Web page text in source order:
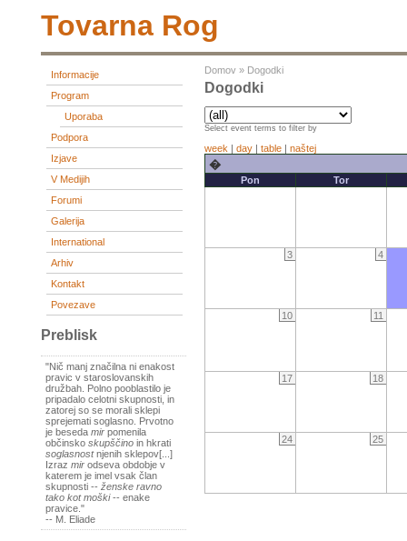
Tovarna Rog
Informacije
Program
Uporaba
Podpora
Izjave
V Medijih
Forumi
Galerija
International
Arhiv
Kontakt
Povezave
Preblisk
"Nič manj značilna ni enakost
pravic v staroslovanskih
družbah. Polno pooblastilo je
pripadalo celotni skupnosti, in
zatorej so se morali sklepi
sprejemati soglasno. Prvotno
je beseda mir pomenila
občinsko skupščino in hkrati
soglasnostnjenih sklepov[...]
Izraz mir odseva obdobje v
katerem je imel vsak član
skupnosti -- ženske ravno
tako kot moški-- enake
pravice."
-- M. Eliade
Domov » Dogodki
Dogodki
Select event terms to filter by
week | day | table | naštej
�
Pon Tor
3 4
10 11
17 18
24 25